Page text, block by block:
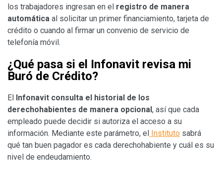
los trabajadores ingresan en el registro de manera
automática al solicitar un primer financiamiento, tarjeta de
crédito o cuando al firmar un convenio de servicio de
telefonía móvil.
¿Qué pasa si el Infonavit revisa mi
Buró de Crédito?
El Infonavit consulta el historial de los
derechohabientes de manera opcional, así que cada
empleado puede decidir si autoriza el acceso a su
información. Mediante este parámetro, el Instituto sabrá
qué tan buen pagador es cada derechohabiente y cuál es su
nivel de endeudamiento.